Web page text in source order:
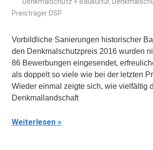
Preisträger DSP
Vorbildliche Sanierungen historischer
den Denkmalschutzpreis 2016 wurden
86 Bewerbungen eingesendet,
als doppelt so viele wie bei der letzten
Wieder einmal zeigte sich, wie vielfältig
Denkmallandschaft
Weiterlesen